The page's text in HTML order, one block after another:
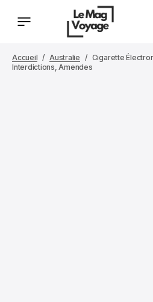
Accueil Australie
Cigarette
Interdictions, Amendes